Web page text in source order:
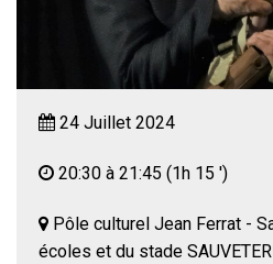
24 Juillet 2024
20:30 à 21:45 (1h 15 ')
Pôle culturel Jean Ferrat -
écoles et du stade